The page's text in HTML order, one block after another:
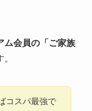
ム会員の「ご家族
コスパ最強で